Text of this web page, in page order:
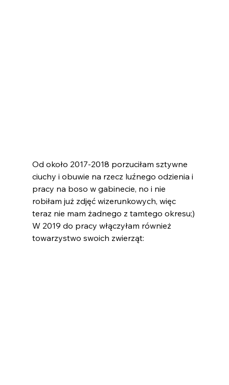
Od około 2017-2018 porzuciłam sztywne
ciuchy i obuwie na rzecz luźnego odzienia i
pracy na boso w gabinecie, no i nie
robiłam już zdjęć wizerunkowych, więc
teraz nie mam żadnego z tamtego okresu;)
W 2019 do pracy włączyłam również
towarzystwo swoich zwierząt: